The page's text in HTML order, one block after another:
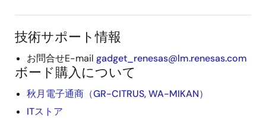
技術サポート情報
お問合せE-mail gadget_renesas@lm.renesas.com
ボード購入について
秋月電子通商（GR-CITRUS, WA-MIKAN）
ITストア